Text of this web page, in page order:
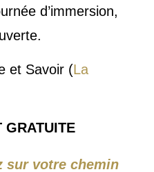
d’immersion,
et Savoir (La
GRATUITE
sur votre chemin